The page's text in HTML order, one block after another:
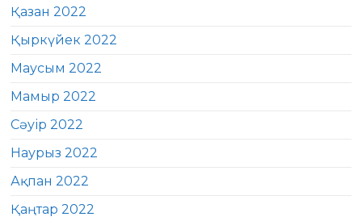
Қазан 2022
Қыркүйек 2022
Маусым 2022
Мамыр 2022
Сәуір 2022
Наурыз 2022
Ақпан 2022
Қаңтар 2022